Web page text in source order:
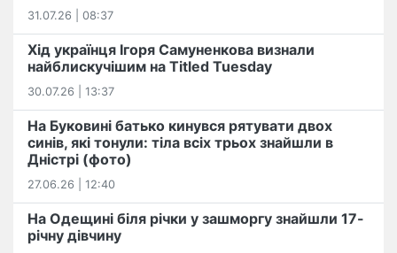
31.07.26 | 08:37
Хід українця Ігоря Самуненкова визнали
найблискучішим на Titled Tuesday
30.07.26 | 13:37
На Буковині батько кинувся рятувати двох
синів, які тонули: тіла всіх трьох знайшли в
Дністрі (фото)
27.06.26 | 12:40
На Одещині біля річки у зашморгу знайшли 17-
річну дівчину